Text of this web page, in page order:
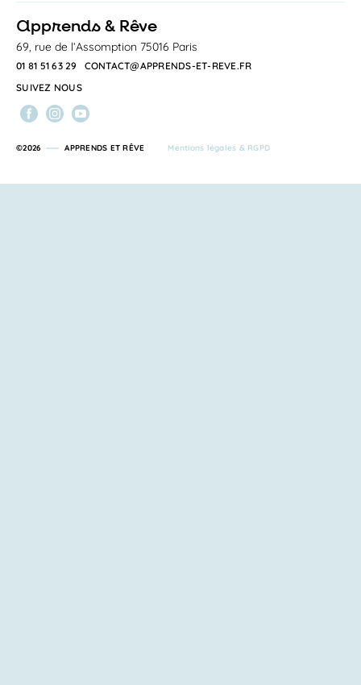
apprends & Rêve
69, rue de l’Assomption 75016 Paris
01 81 51 63 29
CONTACT@APPRENDS-ET-REVE.FR
SUIVEZ NOUS
©2026 APPRENDS ET RÊVE Mentions légales & RGPD